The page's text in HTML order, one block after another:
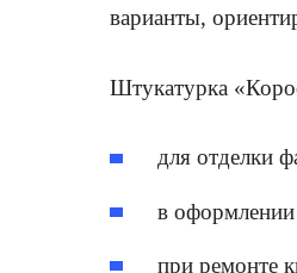
варианты,
Штукатурка
для отделки
в
при ремонте